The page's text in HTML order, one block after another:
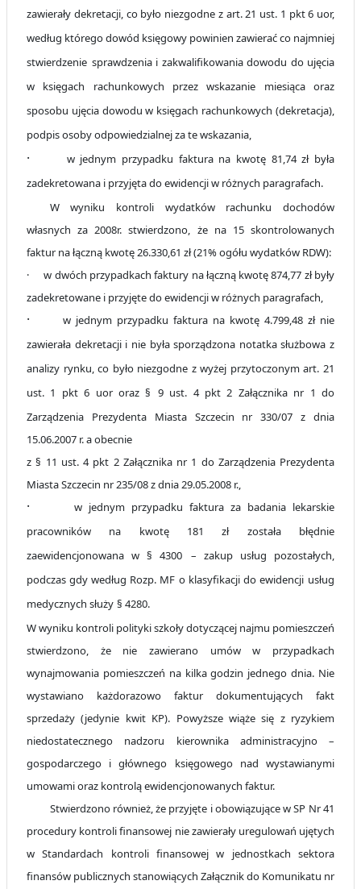
zawierały dekretacji, co było niezgodne z art. 21 ust. 1 pkt 6 uor,
według którego dowód księgowy powinien zawierać co najmniej
stwierdzenie sprawdzenia i zakwalifikowania dowodu do ujęcia
w księgach rachunkowych przez wskazanie miesiąca oraz
sposobu ujęcia dowodu w księgach rachunkowych (dekretacja),
podpis osoby odpowiedzialnej za te wskazania,
·
w jednym przypadku faktura na kwotę 81,74 zł była
zadekretowana i przyjęta do ewidencji w różnych paragrafach.
W wyniku kontroli wydatków rachunku dochodów
własnych za 2008r. stwierdzono, że na 15 skontrolowanych
faktur na łączną kwotę 26.330,61 zł (21% ogółu wydatków RDW):
·
w dwóch przypadkach faktury na łączną kwotę 874,77 zł były
zadekretowane i przyjęte do ewidencji w różnych paragrafach,
·
w jednym przypadku faktura na kwotę 4.799,48 zł nie
zawierała dekretacji i nie była sporządzona notatka służbowa z
analizy rynku, co było niezgodne z wyżej przytoczonym art. 21
ust. 1 pkt 6 uor oraz§ 9 ust. 4pkt 2 Załącznika nr 1 do
Zarządzenia Prezydenta Miasta Szczecin nr 330/07 z dnia
15.06.2007 r. a obecnie
z § 11 ust. 4 pkt 2 Załącznika nr 1 do Zarządzenia Prezydenta
Miasta Szczecin nr 235/08 z dnia 29.05.2008 r.,
·
w jednym przypadku faktura za badania lekarskie
pracowników na kwotę 181 zł została błędnie
zaewidencjonowana w § 4300
– zakup usług pozostałych,
podczas gdy według Rozp. MF o klasyfikacji do ewidencji usług
medycznych służy § 4280.
W wyniku kontroli polityki szkoły dotyczącej najmu pomieszczeń
stwierdzono, że nie zawierano umów w przypadkach
wynajmowania pomieszczeń na kilka godzin jednego dnia. Nie
wystawiano każdorazowo faktur dokumentujących fakt
sprzedaży (jedynie kwit KP). Powyższe wiąże się z ryzykiem
niedostatecznego nadzoru kierownika administracyjno –
gospodarczego i głównego księgowego nad wystawianymi
umowami oraz kontrolą ewidencjonowanych faktur.
Stwierdzono również, że przyjęte i obowiązujące w SP Nr 41
procedury kontroli finansowej nie zawierały uregulowań ujętych
w Standardach kontroli finansowej w jednostkach sektora
finansów publicznych stanowiących Załącznik do Komunikatu nr